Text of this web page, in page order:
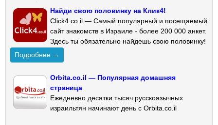
Найди свою половинку на Клик4!
Click4.co.il — Самый популярный и посещаемый
сайт знакомств в Израиле - более 200 000 анкет.
Здесь ты обязательно найдешь свою половинку!
Подробнее →
Orbita.co.il — Популярная домашняя
страница
Ежедневно десятки тысяч русскоязычных
израильтян начинают день с Orbita.co.il